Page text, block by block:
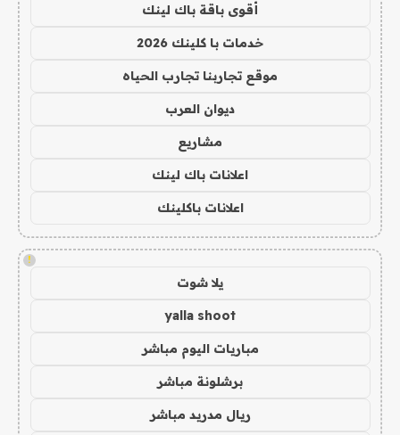
أقوى باقة باك لينك
خدمات با كلينك 2026
موقع تجاربنا تجارب الحياه
ديوان العرب
مشاريع
اعلانات باك لينك
اعلانات باكلينك
!
يلا شوت
yalla shoot
مباريات اليوم مباشر
برشلونة مباشر
ريال مدريد مباشر